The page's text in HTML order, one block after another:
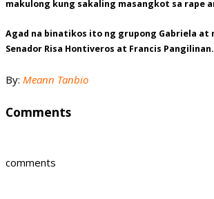
makulong kung sakaling masangkot sa rape
Agad na binatikos ito ng grupong Gabriela at
Senador Risa Hontiveros at Francis Pangilinan.
By: Meann Tanbio
Comments
comments